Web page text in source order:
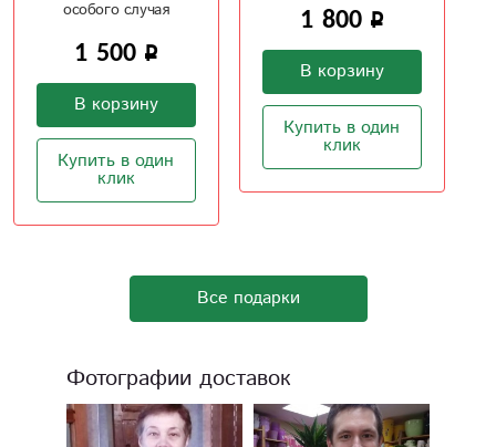
1 800
Купить в один
клик
90 см до 1,5 метров
5 550
В корзину
Купить в один
Все подарки
Фотографии доставок